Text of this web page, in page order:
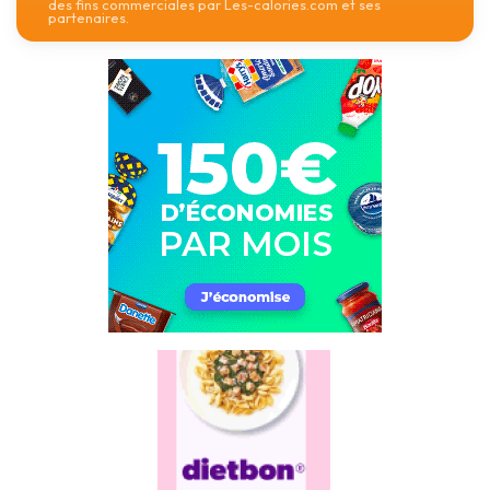
des fins commerciales par Les-calories.com et ses
partenaires.